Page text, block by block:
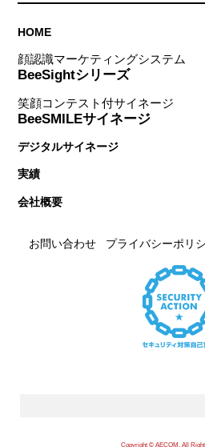
HOME
顔認識マーケティングシステム
BeeSightシリーズ
笑顔コンテスト付サイネージ
BeeSMILEサイネージ
デジタルサイネージ
実績
会社概要
お問い合わせ プライバシーポリ
Copyright © AECOM. All